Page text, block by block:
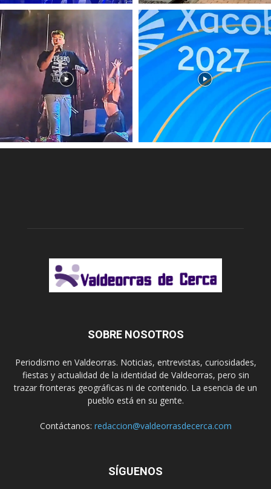
SOBRE NOSOTROS
Periodismo en Valdeorras. Noticias, entrevistas, curiosidades,
fiestas y actualidad de la identidad de Valdeorras, pero sin
trazar fronteras geográficas ni de contenido. La esencia de un
pueblo está en su gente.
Contáctanos: redaccion@valdeorrasdecerca.com
SÍGUENOS